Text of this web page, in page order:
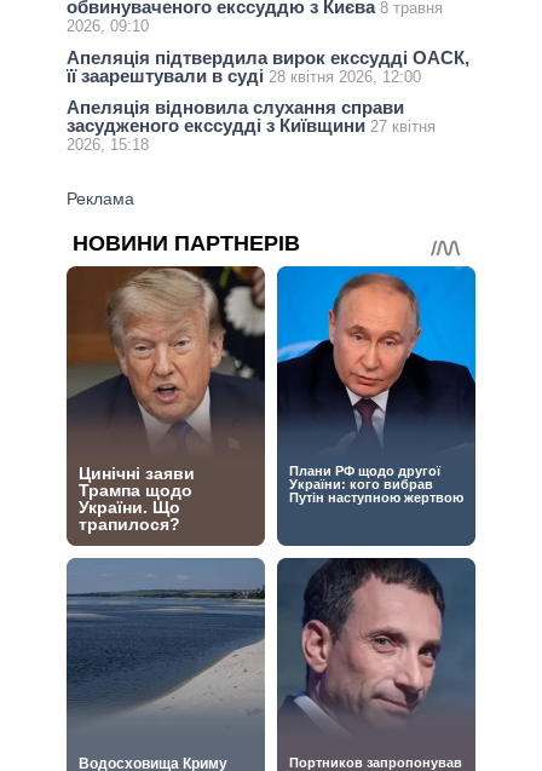
обвинуваченого екссуддю з Києва 8 травня
2026, 09:10
Апеляція підтвердила вирок екссудді ОАСК,
її заарештували в суді 28 квітня 2026, 12:00
Апеляція відновила слухання справи
засудженого екссудді з Київщини 27 квітня
2026, 15:18